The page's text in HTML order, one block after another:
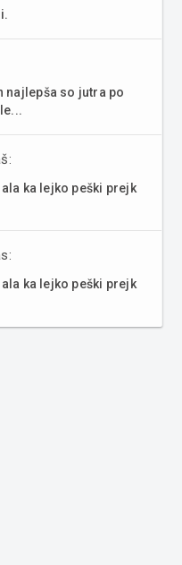
najlepša so jutra po
ka lejko peški prejk
ka lejko peški prejk